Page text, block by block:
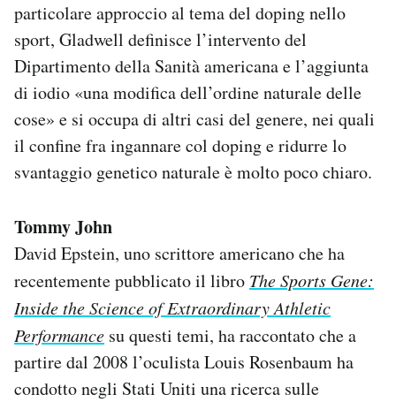
particolare approccio al tema del doping nello
sport, Gladwell definisce l’intervento del
Dipartimento della Sanità americana e l’aggiunta
di iodio «una modifica dell’ordine naturale delle
cose» e si occupa di altri casi del genere, nei quali
il confine fra ingannare col doping e ridurre lo
svantaggio genetico naturale è molto poco chiaro.
Tommy John
David Epstein, uno scrittore americano che ha
recentemente pubblicato il libro The Sports Gene:
Inside the Science of Extraordinary Athletic
Performance su questi temi, ha raccontato che a
partire dal 2008 l’oculista Louis Rosenbaum ha
condotto negli Stati Uniti una ricerca sulle